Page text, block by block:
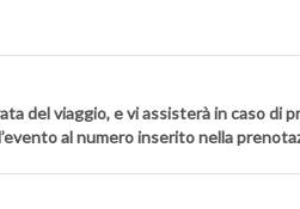
del viaggio, e vi assisterà in caso
al numero inserito nella